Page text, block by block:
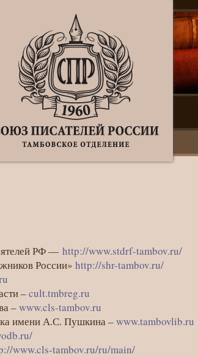
РФ — http://www.stdrf-tambov.ru/
России» http://shr-tambov.ru/
–cult.tmbreg.ru
–www.cls-tambov.ru
имени А.С. Пушкина –www.tambovlib.ru
www.cls-tambov.ru/ru/main/